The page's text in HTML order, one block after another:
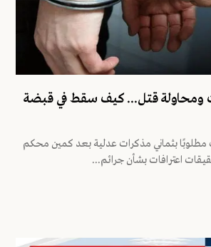
مذكرات ومحاولة قتل... كيف سقط في قبضة
بثماني مذكرات عدلية بعد كمين محكم
اعترافات بشأن جرائم...